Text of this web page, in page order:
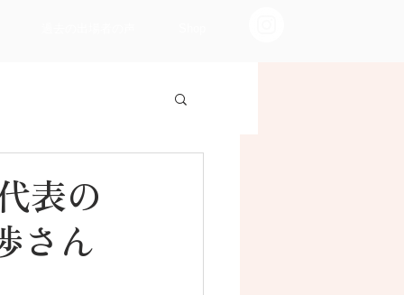
表の
さん